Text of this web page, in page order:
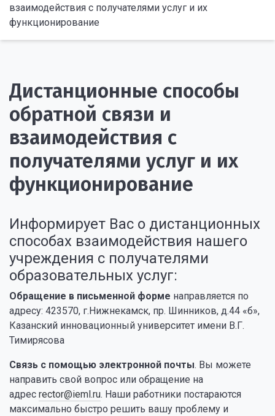
взаимодействия с получателями услуг и их
функционирование
Дистанционные способы
обратной связи и
взаимодействия с
получателями услуг и их
функционирование
Информирует Вас о дистанционных
способах взаимодействия нашего
учреждения с получателями
образовательных услуг:
Обращение в письменной форме направляется по
адресу: 423570, г.Нижнекамск, пр. Шинников, д.44 «б»,
Казанский инновационный университет имени В.Г.
Тимирясова
Связь с помощью электронной почты. Вы можете
направить свой вопрос или обращение на
адрес rector@ieml.ru. Наши работники постараются
максимально быстро решить вашу проблему и